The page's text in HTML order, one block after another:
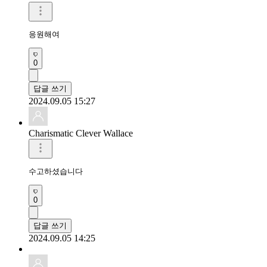
응원해여
0
답글 쓰기
2024.09.05 15:27
Charismatic Clever Wallace
수고하셨습니다
0
답글 쓰기
2024.09.05 14:25